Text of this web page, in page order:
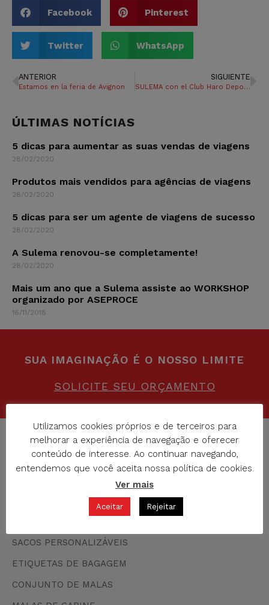
Facebook Pinterest
Twitter WhatsApp
ANTERIOR
Estamos en la feria de Avignon
SIGUIENTE
SULEMA con el Club Haro Deportivo
ÚLTIMAS NOTÍCIAS
5 dicas para aumentar as suas vendas de viagens
28/02/2020
Produtos mais vendidos para agências de viagens
28/02/2020
5 dicas para ser um agente de viagens de sucesso
28/02/2020
A Sulema renovou-se completamente!
28/02/2020
Mais um ano que a Sulema assiste ao WORKSHOP
organizado por ASEPROCE
16/11/2018
SUA IMAGINAÇÃO É O NOSSO LIMITE
SOLICITE SEU ORÇAMENTO
CATÁLOGO 2026
ACESSÓRIOS PARA VIAGEM
SACOS PERSONALIZÁVEIS
ETIQUETAS DE BAGAGEM
CONJUNTO DE MALAS
Utilizamos cookies próprios e de terceiros para
melhorar a experiência de navegação e oferecer
conteúdo de interesse. Ao continuar navegando,
entendemos que você aceita nossa política de cookies.
Ver mais
Aceitar Rejeitar